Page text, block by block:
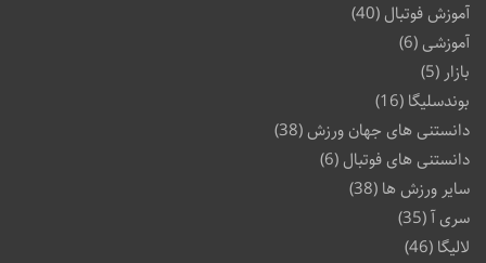
آموزش فوتبال (40)
آموزشی(6)
بازار (5)
بوندسلیگا (16)
دانستنی های جهان ورزش(38)
دانستنی های فوتبال (6)
سایر ورزش ها (38)
سری آ(35)
لالیگا (46)